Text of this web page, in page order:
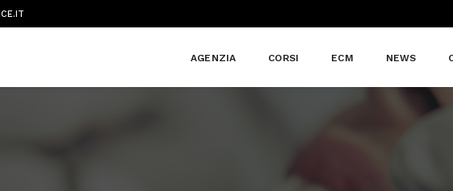
AGENZIA CORSI ECM NEWS